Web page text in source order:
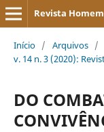
Revista
Início / Arquivos /
v. 14 n. 3 (2020):
DO